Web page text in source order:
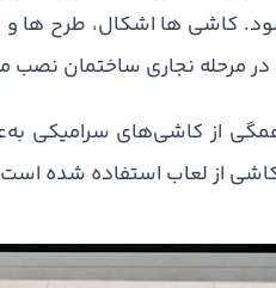
کاشی ها اشکال، طرح ها و
مرحله نجاری ساختمان نصب
همگی از کاشی‌های
از لعاب استفاده شده